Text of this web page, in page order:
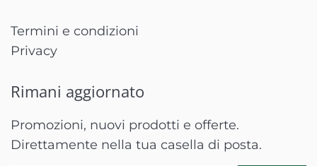
Termini e condizioni
Privacy
Rimani aggiornato
Promozioni, nuovi prodotti e offerte.
Direttamente nella tua casella di posta.